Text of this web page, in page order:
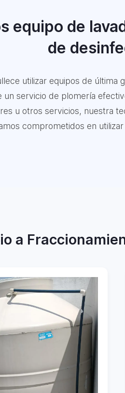
equipo de
de
utilizar equipos de última
un servicio de plomería
u otros servicios, nuestra
comprometidos en
a